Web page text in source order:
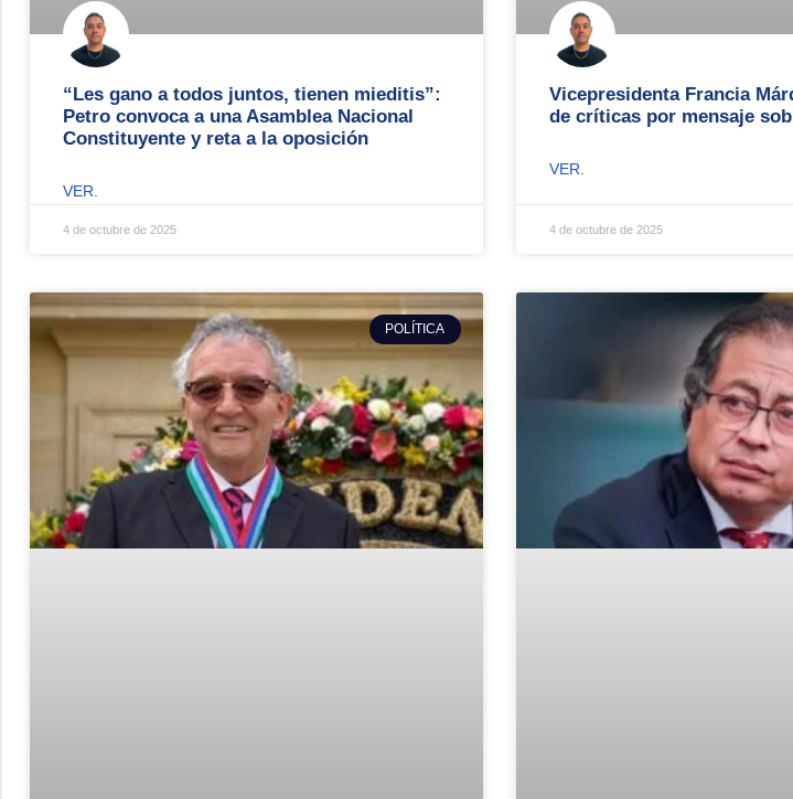
“Les gano a todos juntos, tienen mieditis”:
Petro convoca a una Asamblea Nacional
Constituyente y reta a la oposición
VER.
4 de octubre de 2025
Vicepresidenta Francia
de críticas por mensaje
VER.
4 de octubre de 2025
POLÍTICA